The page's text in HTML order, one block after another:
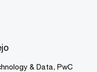
& Data, PwC